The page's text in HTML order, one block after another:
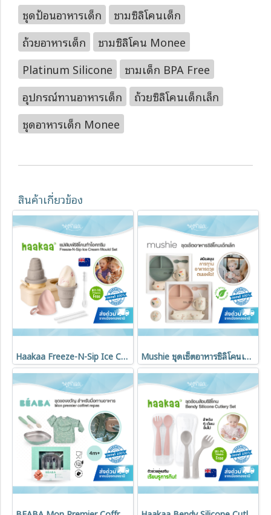
ชุดป้อนอาหารเด็ก
ชามซิลิโคนเด็ก
ถ้วยอาหารเด็ก
ชามซิลิโคน Monee
Platinum Silicone
ชามเด็ก BPA Free
อุปกรณ์ทานอาหารเด็ก
ถ้วยซิลิโคนเด็กเล็ก
ชุดอาหารเด็ก Monee
สินค้าเกี่ยวข้อง
Haakaa Freeze-N-Sip Ice Cream Mould Set แม่พิมพ์ซิลิโคนทำไอศกรีมเด็ก Food Grade Silicone 100% Mushie ชุดเซ็ตอาหารซิลิโคนเด็กเล็ก อุปกรณ์หัดทานสำหรับเด็ก (Food Grade)